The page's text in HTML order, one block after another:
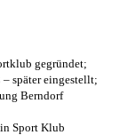
gegründet;
später eingestellt;
Berndorf
Sport Klub